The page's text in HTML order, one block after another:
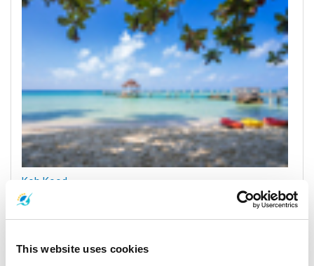
This website uses cookies
Koh Kood
All Prices & Schedules